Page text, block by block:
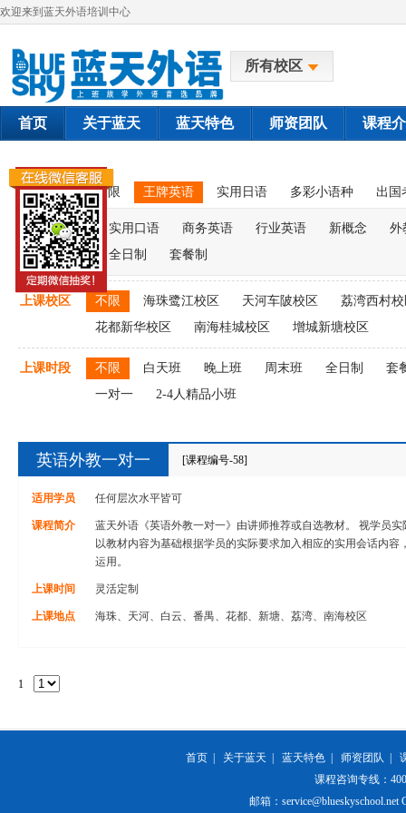
欢迎来到蓝天外语培训中心
所有校区
首页 关于蓝天 蓝天特色 师资团队 课程
课程类别 不限 王牌英语 实用日语 多彩小语种 出国
实用口语 商务英语 行业英语 新概念
外
全日制
套餐制
上课校区 不限 海珠鹭江校区 天河车陂校区
荔湾西村
花都新华校区
南海桂城校区 增城新塘校区
上课时段 不限 白天班 晚上班 周末班 全日制
套
一对一
2-4人精品小班
英语外教一对一 [课程编号-58]
适用学员 任何层次水平皆可
课程简介
蓝天外语《英语外教一对一》由讲师推荐或自选教材。 视学员实
以教材内容为基础根据学员的实际要求加入相应的实用会话内容
运用。
上课时间 灵活定制
上课地点 海珠、天河、白云、番禺、花都、新塘、荔湾、南海校区
1
首页 关于蓝天 蓝天特色 师资团队
课程咨询专线：
邮箱：service@blueskyschool.net